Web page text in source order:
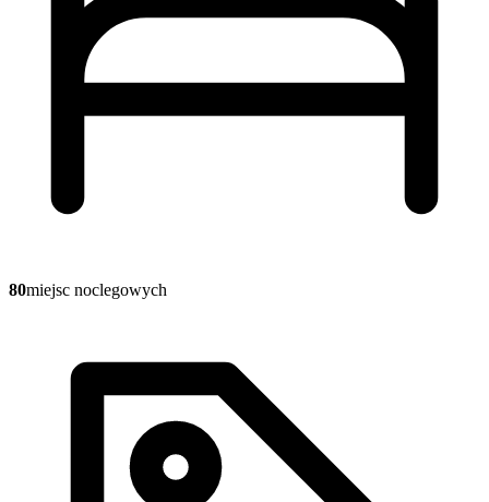
80miejsc noclegowych